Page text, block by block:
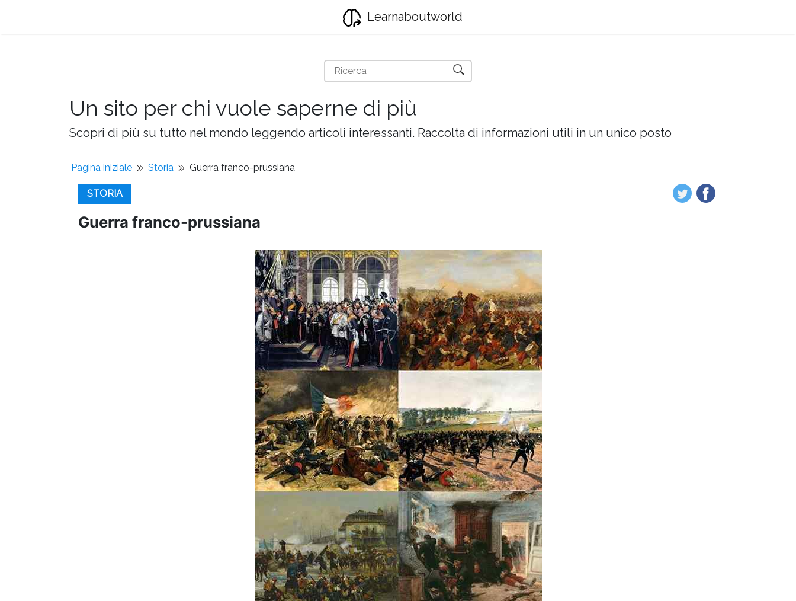
Learnaboutworld
Un sito per chi vuole saperne di più
Scopri di più su tutto nel mondo leggendo articoli interessanti. Raccolta di informazioni utili in un unico posto
Pagina iniziale Storia Guerra franco-prussiana
STORIA
Guerra franco-prussiana